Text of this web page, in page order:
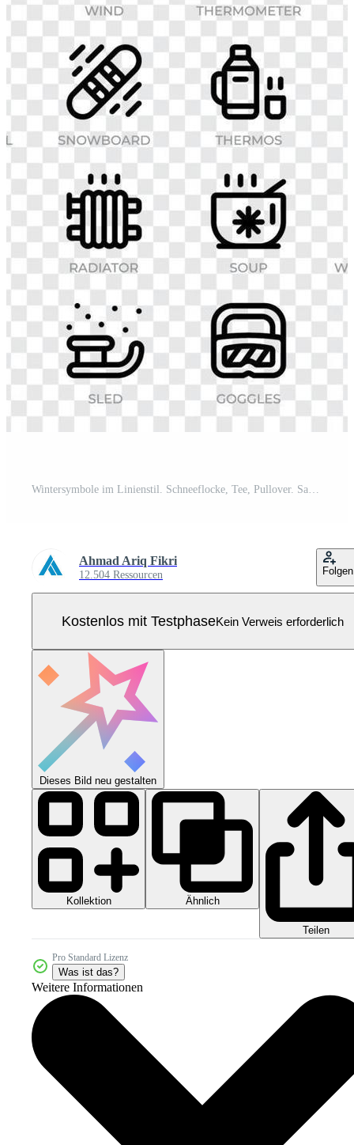
Wintersymbole im Linienstil. Schneeflocke, Tee, Pullover. Sammlung von Symbolen zu skizzieren. Urlaubssymbol. Vektor-Illustration Pro Vektor
Ahmad Ariq Fikri
12.504 Ressourcen Folgen
Kostenlos mit TestphaseKein Verweis erforderlich
Dieses Bild neu gestalten
Kollektion Ähnlich
Teilen
Pro Standard Lizenz
Was ist das?
Weitere Informationen